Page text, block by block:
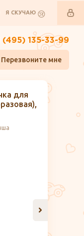
Я СКУЧАЮ
(495) 135-33-99
Перезвоните мне
для